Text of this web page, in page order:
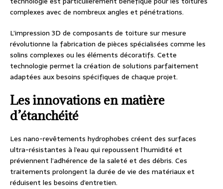
complexes avec de nombreux angles et pénétrations.
L’impression 3D de composants de toiture sur mesure
révolutionne la fabrication de pièces spécialisées comme les
solins complexes ou les éléments décoratifs. Cette
technologie permet la création de solutions parfaitement
adaptées aux besoins spécifiques de chaque projet.
Les innovations en matière
d’étanchéité
Les nano-revêtements hydrophobes créent des surfaces
ultra-résistantes à l’eau qui repoussent l’humidité et
préviennent l’adhérence de la saleté et des débris. Ces
traitements prolongent la durée de vie des matériaux et
réduisent les besoins d’entretien.